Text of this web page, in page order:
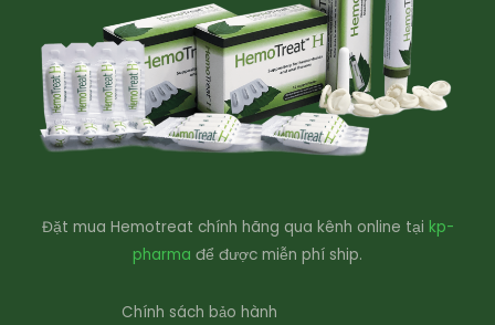
Đặt mua Hemotreat chính hãng qua kênh online tại kp-
pharma để được miễn phí ship.
Chính sách bảo hành